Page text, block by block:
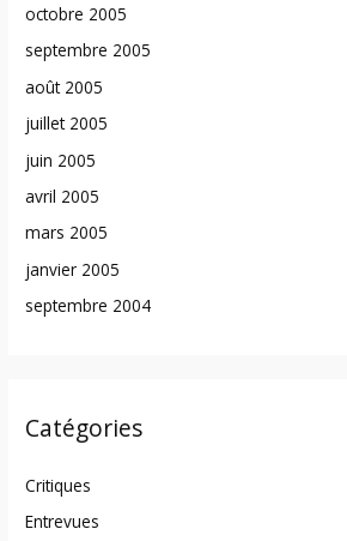
octobre 2005
septembre 2005
août 2005
juillet 2005
juin 2005
avril 2005
mars 2005
janvier 2005
septembre 2004
Catégories
Critiques
Entrevues